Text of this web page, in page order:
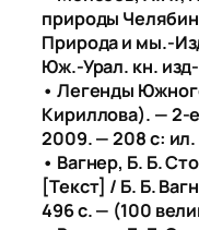
природы
Природа и мы.-
Юж.-Урал. кн.
• Легенды
Кириллова). — 2-
2009. — 208 с: ил.
• Вагнер, Б. Б.
[Текст] / Б. Б.
496 с. — (100